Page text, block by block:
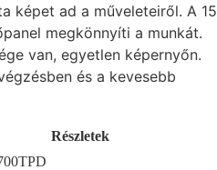
képet ad a műveleteiről. A 15
megkönnyíti a munkát.
van, egyetlen képernyőn.
és a kevesebb
Részletek